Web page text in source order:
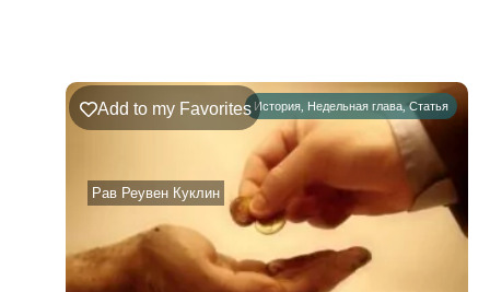
Ръэ
02.08.2026
08.08.2026
История, Недельная глава,Статья
Рав Реувен Куклин
Add to my Favorites